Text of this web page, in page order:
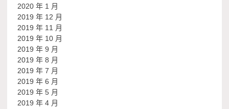
2020 年 1 月
2019 年 12 月
2019 年 11 月
2019 年 10 月
2019 年 9 月
2019 年 8 月
2019 年 7 月
2019 年 6 月
2019 年 5 月
2019 年 4 月